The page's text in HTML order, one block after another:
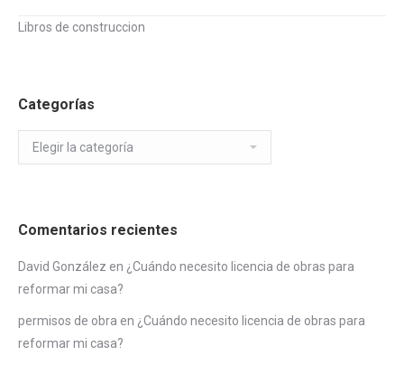
Libros de construccion
Categorías
Categorías
Comentarios recientes
David González en ¿Cuándo necesito licencia de obras para
reformar mi casa?
permisos de obra en ¿Cuándo necesito licencia de obras para
reformar mi casa?